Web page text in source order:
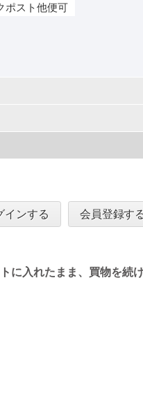
ポスト他便可
インする 会員登録す
に入れたまま、買物を続